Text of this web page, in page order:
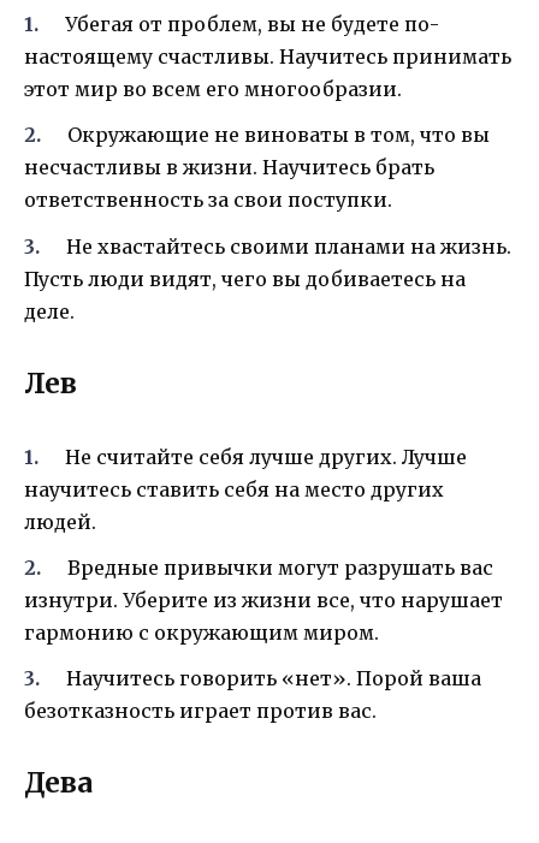
Убегая от проблем, вы не будете по-
настоящему счастливы. Научитесь принимать
этот мир во всем его многообразии.
Окружающие не виноваты в том, что вы
несчастливы в жизни. Научитесь брать
ответственность за свои поступки.
Не хвастайтесь своими планами на жизнь.
Пусть люди видят, чего вы добиваетесь на
деле.
Лев
Не считайте себя лучше других. Лучше
научитесь ставить себя на место других
людей.
Вредные привычки могут разрушать вас
изнутри. Уберите из жизни все, что нарушает
гармонию с окружающим миром.
Научитесь говорить «нет». Порой ваша
безотказность играет против вас.
Дева